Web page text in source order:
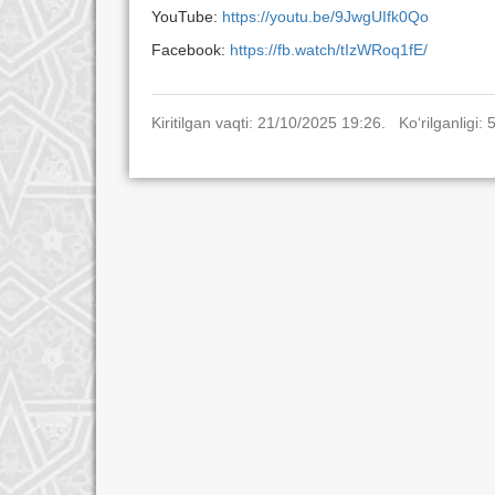
YouTube: https://youtu.be/9JwgUIfk0Qo
Facebook: https://fb.watch/tIzWRoq1fE/
Kiritilgan vaqti: 21/10/2025 19:26. Ko‘rilganligi: